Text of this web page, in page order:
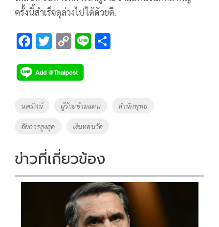
ครั้งนี้สำเร็จลุล่วงไปได้ด้วยดี.
F
e
b
o
k
T
tt
er
C
p
y
Li
n
k
Li
Tags
นพรัตน์ ผู้ร้ายข้ามแดน สำนักพุทธ
อัยการสูงสุด เงินทอนวัด
ข่าวที่เกี่ยวข้อง